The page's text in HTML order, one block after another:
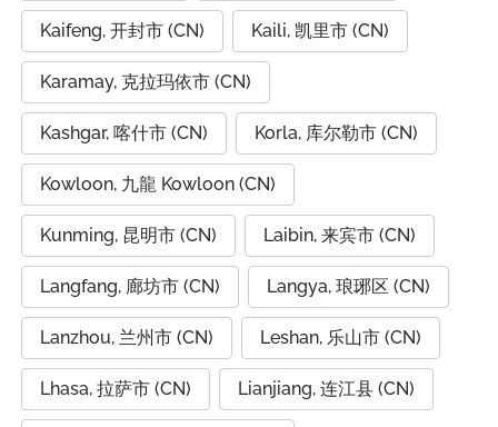
Kaifeng, 开封市 (CN) Kaili, 凯里市 (CN)
Karamay, 克拉玛依市 (CN)
Kashgar, 喀什市 (CN) Korla, 库尔勒市 (CN)
Kowloon, 九龍 Kowloon (CN)
Kunming, 昆明市 (CN) Laibin, 来宾市 (CN)
Langfang, 廊坊市 (CN) Langya, 琅琊区 (CN)
Lanzhou, 兰州市 (CN) Leshan, 乐山市 (CN)
Lhasa, 拉萨市 (CN) Lianjiang, 连江县 (CN)